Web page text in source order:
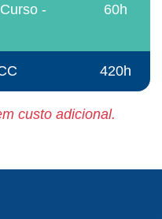
-
60h
420h
custo adicional.